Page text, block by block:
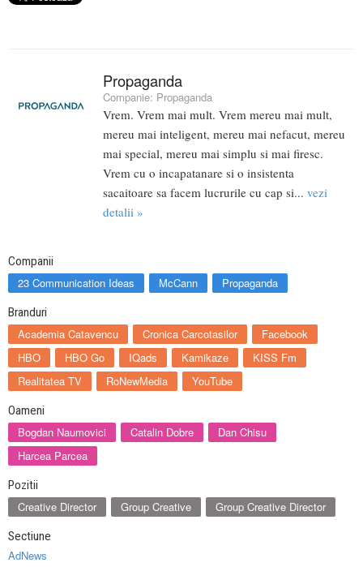
Propaganda
Companie: Propaganda
Vrem. Vrem mai mult. Vrem mereu mai mult,
mereu mai inteligent, mereu mai nefacut, mereu
mai special, mereu mai simplu si mai firesc.
Vrem cu o incapatanare si o insistenta
sacaitoare sa facem lucrurile cu cap si... vezi
detalii »
Companii
23 Communication Ideas McCann Propaganda
Branduri
Academia Catavencu Cronica Carcotasilor
Facebook
HBO
HBO Go IQads Kamikaze
KISS Fm
Realitatea TV
RoNewMedia YouTube
Oameni
Bogdan Naumovici Catalin Dobre
Dan Chisu
Harcea Parcea
Pozitii
Creative Director Group Creative Group Creative Director
Sectiune
AdNews